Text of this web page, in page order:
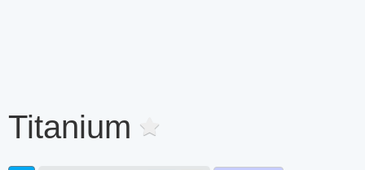
Titanium